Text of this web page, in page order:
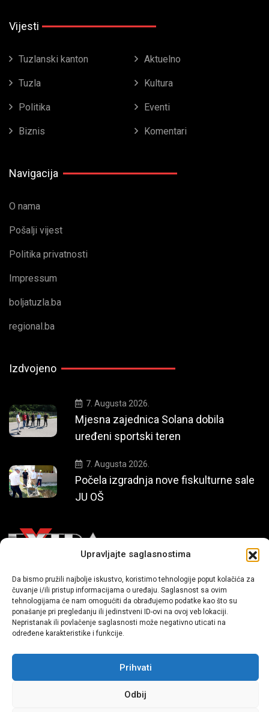
Upravljajte saglasnostima
Da bismo pružili najbolje iskustvo, koristimo tehnologije poput kolačića za
čuvanje i/ili pristup informacijama o uređaju. Saglasnost sa ovim
tehnologijama će nam omogućiti da obrađujemo podatke kao što su
ponašanje pri pregledanju ili jedinstveni ID-ovi na ovoj veb lokaciji.
Nepristanak ili povlačenje saglasnosti može negativno uticati na
određene karakteristike i funkcije.
Prihvati
Odbij
Vijesti
Tuzlanski kanton Aktuelno
Tuzla Kultura
Politika Eventi
Biznis Komentari
Navigacija
O nama
Pošalji vijest
Politika privatnosti
Impressum
boljatuzla.ba
regional.ba
Izdvojeno
7. Augusta 2026.
Mjesna zajednica Solana dobila
uređeni sportski teren
7. Augusta 2026.
Počela izgradnja nove fiskulturne sale
JU OŠ
Mi smo moderni portal zabavnog karaktera koji donosi vijesti i
priče iz života, svijeta showbiza, lifestyle-a i popularne kulture.
Sva prava zadržana | extra.ba by profm.ba